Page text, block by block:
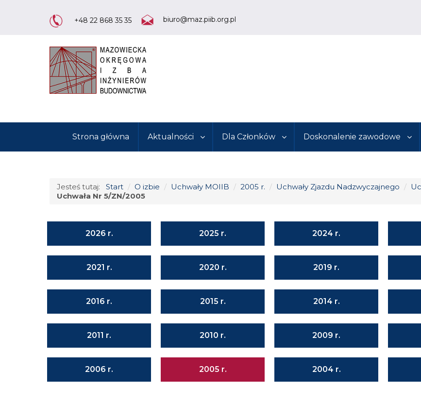
+48 22 868 35 35 biuro@maz.piib.org.pl
Strona główna Aktualności Dla Członków Doskonalenie zawodowe
Jesteś tutaj: Start / O izbie / Uchwały MOIIB / 2005 r. / Uchwały Zjazdu Nadzwyczajnego /
Uchwała Nr 5/ZN/2005
2026 r. 2025 r. 2024 r.
2021 r. 2020 r. 2019 r.
2016 r. 2015 r. 2014 r.
2011 r. 2010 r. 2009 r.
2006 r. 2005 r. 2004 r.